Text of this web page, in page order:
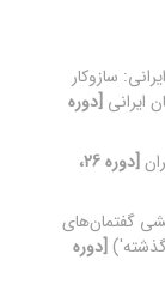
سازوکار
ایرانی [دوره
[دوره 26،
گفتمان‌های
[دوره